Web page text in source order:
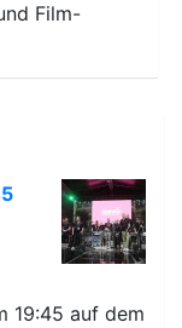
Film-
19:45 auf dem